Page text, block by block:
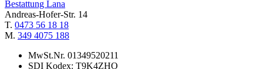
Bestattung Lana
Andreas-Hofer-Str. 14
T. 0473 56 18 18
M. 349 4075 188
MwSt.Nr. 01349520211
SDI Kodex: T9K4ZHO